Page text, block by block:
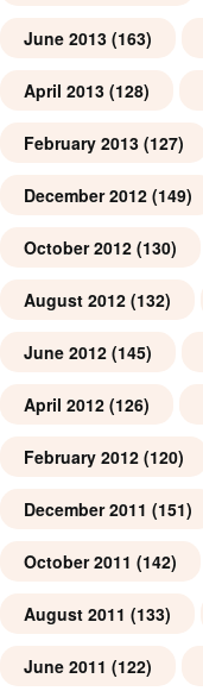
June 2013 (163)
April 2013 (128)
February 2013 (127)
December 2012 (149)
October 2012 (130)
August 2012 (132)
June 2012 (145)
April 2012 (126)
February 2012 (120)
December 2011 (151)
October 2011 (142)
August 2011 (133)
June 2011 (122)